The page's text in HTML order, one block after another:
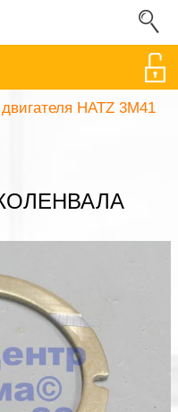
HATZ 3M41